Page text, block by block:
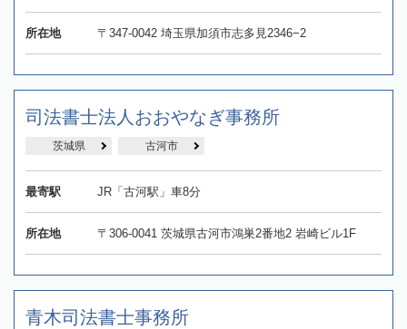
所在地 〒347-0042 埼玉県加須市志多見2346−2
司法書士法人おおやなぎ事務所
茨城県 古河市
最寄駅 JR「古河駅」車8分
所在地 〒306-0041 茨城県古河市鴻巣2番地2 岩崎ビル1F
青木司法書士事務所